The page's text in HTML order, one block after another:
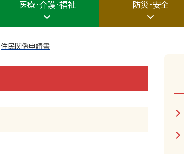
医療・介護・福祉 防災・安全
住民関係申請書